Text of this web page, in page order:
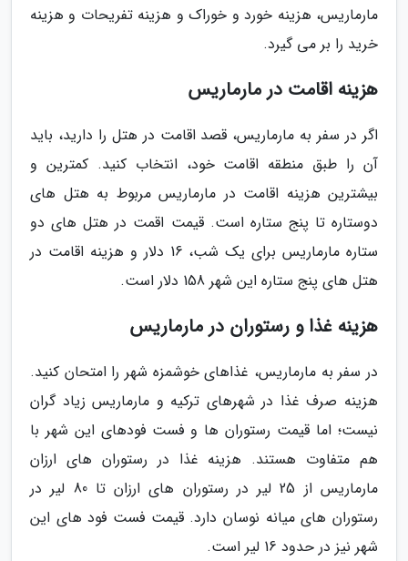
مارماریس، هزینه خورد و خوراک و هزینه تفریحات و هزینه
خرید را بر می گیرد.
هزینه اقامت در مارماریس
اگر در سفر به مارماریس، قصد اقامت در هتل را دارید، باید
آن را طبق منطقه اقامت خود، انتخاب کنید. کمترین و
بیشترین هزینه اقامت در مارماریس مربوط به هتل های
دوستاره تا پنج ستاره است. قیمت اقمت در هتل های دو
ستاره مارماریس برای یک شب، 16 دلار و هزینه اقامت در
هتل های پنج ستاره این شهر 158 دلار است.
هزینه غذا و رستوران در مارماریس
در سفر به مارماریس، غذاهای خوشمزه شهر را امتحان کنید.
هزینه صرف غذا در شهرهای ترکیه و مارماریس زیاد گران
نیست؛ اما قیمت رستوران ها و فست فودهای این شهر با
هم متفاوت هستند. هزینه غذا در رستوران های ارزان
مارماریس از 25 لیر در رستوران های ارزان تا 80 لیر در
رستوران های میانه نوسان دارد. قیمت فست فود های این
شهر نیز در حدود 16 لیر است.